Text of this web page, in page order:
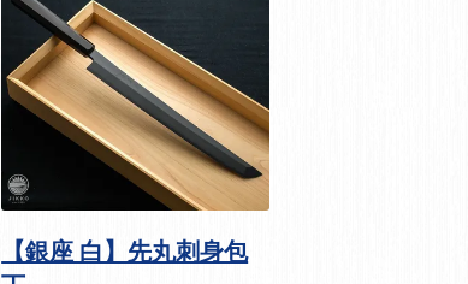
【銀座 白】先丸刺身包